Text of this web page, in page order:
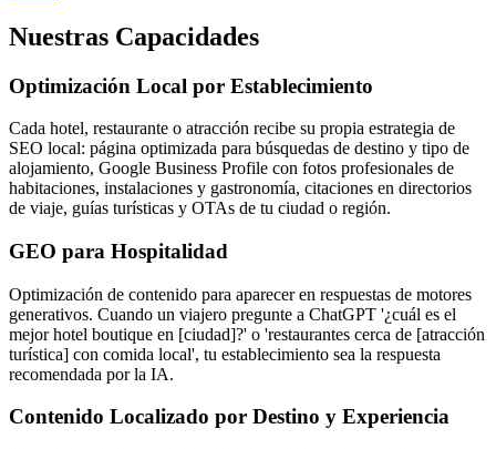
Nuestras Capacidades
Optimización Local por Establecimiento
Cada hotel, restaurante o atracción recibe su propia estrategia de
SEO local: página optimizada para búsquedas de destino y tipo de
alojamiento, Google Business Profile con fotos profesionales de
habitaciones, instalaciones y gastronomía, citaciones en directorios
de viaje, guías turísticas y OTAs de tu ciudad o región.
GEO para Hospitalidad
Optimización de contenido para aparecer en respuestas de motores
generativos. Cuando un viajero pregunte a ChatGPT '¿cuál es el
mejor hotel boutique en [ciudad]?' o 'restaurantes cerca de [atracción
turística] con comida local', tu establecimiento sea la respuesta
recomendada por la IA.
Contenido Localizado por Destino y Experiencia